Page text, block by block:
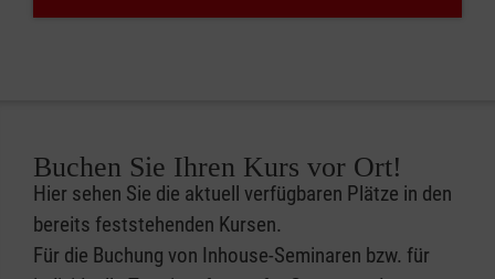
Buchen Sie Ihren Kurs vor Ort!
Hier sehen Sie die aktuell verfügbaren Plätze in den
bereits feststehenden Kursen.
Für die Buchung von Inhouse-Seminaren bzw. für